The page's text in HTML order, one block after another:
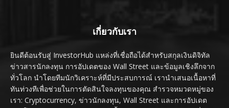
เกี่ยวกับเรา
ยินดีต้อนรับสู่ InvestorHub แหล่งที่เชื่อถือได้สำหรับสกุลเงินดิจิทัล
ข่าวสารนักลงทุน การอัปเดตของ Wall Street และข้อมูลเชิงลึกจาก
ทั่วโลก นำโดยทีมนักวิเคราะห์ที่มีประสบการณ์ เรานำเสนอเนื้อหาที่
ทันท่วงทีเพื่อช่วยในการตัดสินใจลงทุนของคุณ สำรวจหมวดหมู่ของ
เรา: Cryptocurrency, ข่าวนักลงทุน, Wall Street และการอัปเดต